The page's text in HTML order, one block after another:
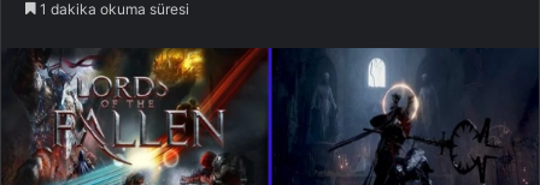
1 dakika okuma süresi